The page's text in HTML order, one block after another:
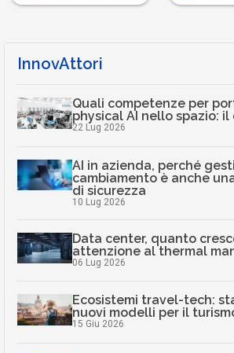
InnovAttori
Quali competenze per
physical AI nello spazio: il
22 Lug 2026
AI in azienda, perché
cambiamento è anche
di sicurezza
10 Lug 2026
Data center, quanto
attenzione al thermal
06 Lug 2026
Ecosistemi travel-tech:
nuovi modelli per il
15 Giu 2026